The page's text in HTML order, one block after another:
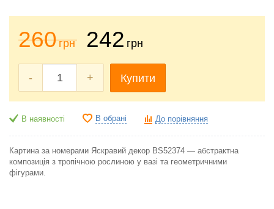
260грн 242 грн
- + Купити
В наявності В обрані До порівняння
Картина за номерами Яскравий декор BS52374 — абстрактна
композиція з тропічною рослиною у вазі та геометричними
фігурами.